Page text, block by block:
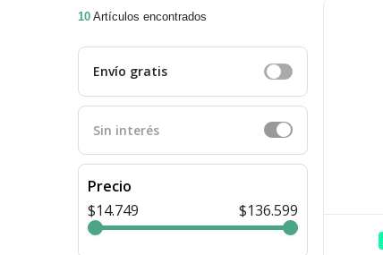
10 Artículos encontrados
Envío gratis
Sin interés
Precio
$14.749
$136.599